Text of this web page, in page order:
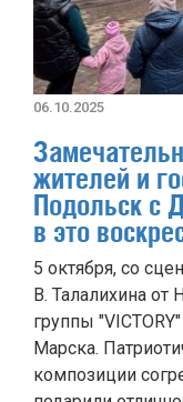
06.10.2025
жителей и
Подольск с
в это
5 октября, со
В. Талалихина от
группы
Марска.
композиции